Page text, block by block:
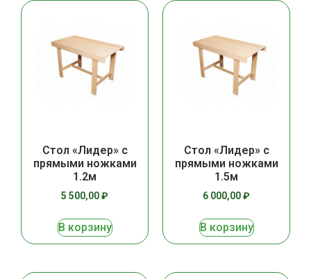
Стол «Лидер» с
прямыми ножками
1.2м
5 500,00₽
В корзину
Стол «Лидер» с
прямыми ножками
1.5м
6 000,00₽
В корзину